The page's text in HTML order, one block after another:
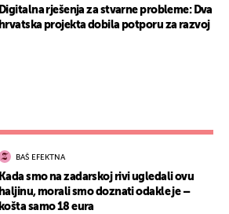
Digitalna rješenja za stvarne probleme: Dva
hrvatska projekta dobila potporu za razvoj
BAŠ EFEKTNA
Kada smo na zadarskoj rivi ugledali ovu
haljinu, morali smo doznati odakle je –
košta samo 18 eura